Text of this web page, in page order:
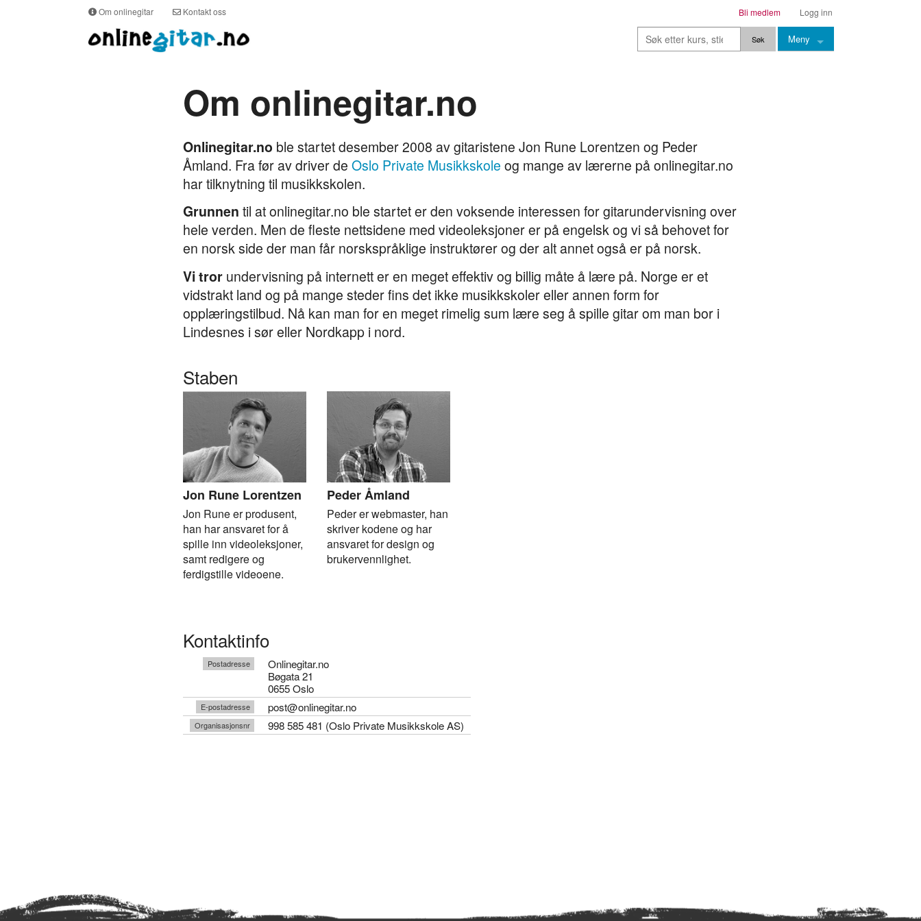
Om onlinegitar Kontakt oss Logg inn
Bli medlem
Meny
Om onlinegitar.no
Onlinegitar.no ble startet desember 2008 av gitaristene Jon Rune Lorentzen og Peder
Åmland. Fra før av driver de Oslo Private Musikkskole og mange av lærerne på onlinegitar.no
har tilknytning til musikkskolen.
Grunnen til at onlinegitar.no ble startet er den voksende interessen for gitarundervisning over
hele verden. Men de fleste nettsidene med videoleksjoner er på engelsk og vi så behovet for
en norsk side der man får norskspråklige instruktører og der alt annet også er på norsk.
Vi tror undervisning på internett er en meget effektiv og billig måte å lære på. Norge er et
vidstrakt land og på mange steder fins det ikke musikkskoler eller annen form for
opplæringstilbud. Nå kan man for en meget rimelig sum lære seg å spille gitar om man bor i
Lindesnes i sør eller Nordkapp i nord.
Staben
Jon Rune Lorentzen
Jon Rune er produsent,
han har ansvaret for å
spille inn videoleksjoner,
samt redigere og
ferdigstille videoene.
Peder Åmland
Peder er webmaster, han
skriver kodene og har
ansvaret for design og
brukervennlighet.
Kontaktinfo
Postadresse
Onlinegitar.no
Bøgata 21
0655 Oslo
E-postadresse post@onlinegitar.no
Organisasjonsnr 998 585 481 (Oslo Private Musikkskole AS)